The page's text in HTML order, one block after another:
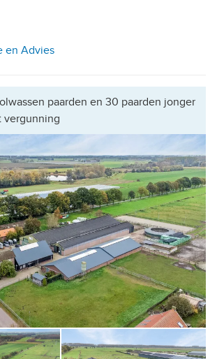
en Advies
paarden en 30 paarden jonger
vergunning